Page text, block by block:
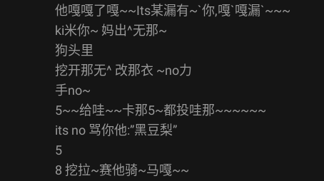
他嘎嘎了嘎~~Its某漏有~`你,嘎`嘎漏`~~~
ki米你~ 妈出^无那~
狗头里
挖开那无^ 改那衣 ~no力
手no~
5~~给哇~~卡那5~都投哇那~~~~~~
its no 骂你他:”黑豆梨”
5
8 挖拉~赛他骑~马嘎~~